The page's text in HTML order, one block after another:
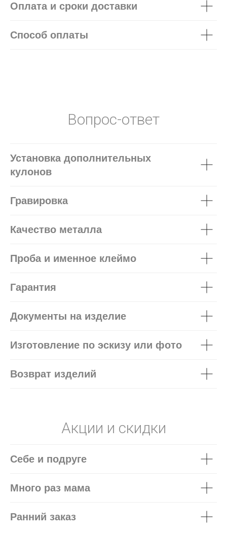
Оплата и сроки доставки
Способ оплаты
Вопрос-ответ
Установка дополнительных
кулонов
Гравировка
Качество металла
Проба и именное клеймо
Гарантия
Документы на изделие
Изготовление по эскизу или фото
Возврат изделий
Акции и скидки
Себе и подруге
Много раз мама
Ранний заказ